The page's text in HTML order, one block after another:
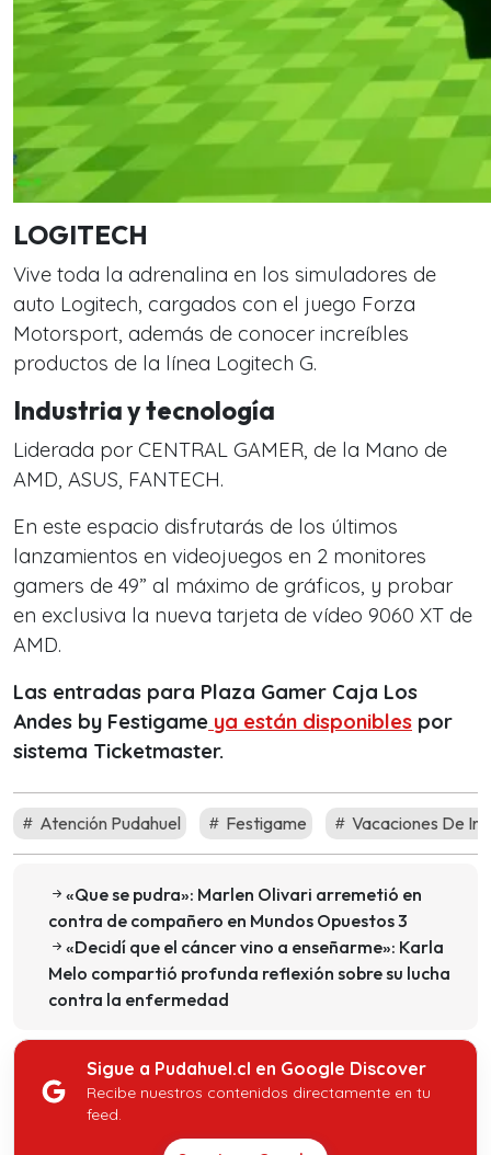
LOGITECH
Vive toda la adrenalina en los simuladores de
auto Logitech, cargados con el juego Forza
Motorsport, además de conocer increíbles
productos de la línea Logitech G.
Industria y tecnología
Liderada por CENTRAL GAMER, de la Mano de
AMD, ASUS, FANTECH.
En este espacio disfrutarás de los últimos
lanzamientos en videojuegos en 2 monitores
gamers de 49” al máximo de gráficos, y probar
en exclusiva la nueva tarjeta de vídeo 9060 XT de
AMD.
Las entradas para Plaza Gamer Caja Los
Andes by Festigame ya están disponibles por
sistema Ticketmaster.
Atención Pudahuel Festigame Vacaciones De
«Que se pudra»: Marlen Olivari arremetió en
contra de compañero en Mundos Opuestos 3
«Decidí que el cáncer vino a enseñarme»: Karla
Melo compartió profunda reflexión sobre su lucha
contra la enfermedad
Sigue a Pudahuel.cl en Google Discover
Recibe nuestros contenidos directamente en tu
feed.